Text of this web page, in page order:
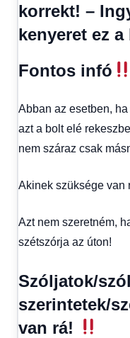
korrekt! –
kenyeret ez
Fontos infó
Abban az esetben,
azt a bolt elé
nem száraz csak
Akinek szüksége van
Azt nem szeretném,
szétszórja az úton!
Szóljatok/
szerintetek/
van rá!